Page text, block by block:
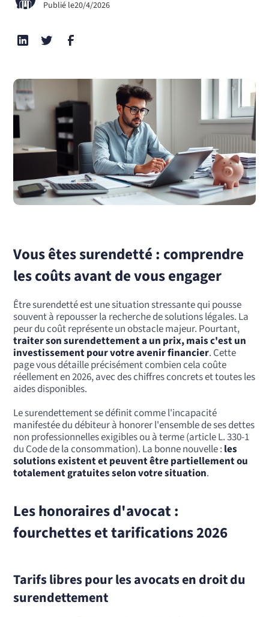
Publié le20/4/2026
Vous êtes surendetté : comprendre
les coûts avant de vous engager
Être surendetté est une situation stressante qui pousse
souvent à repousser la recherche de solutions légales. La
peur du coût représente un obstacle majeur. Pourtant,
traiter son surendettement a un prix, mais c'est un
investissement pour votre avenir financier. Cette
page vous détaille précisément combien cela coûte
réellement en 2026, avec des chiffres concrets et toutes les
aides disponibles.
Le surendettement se définit comme l'incapacité
manifestée du débiteur à honorer l'ensemble de ses dettes
non professionnelles exigibles ou à terme (article L. 330-1
du Code de la consommation). La bonne nouvelle : les
solutions existent et peuvent être partiellement ou
totalement gratuites selon votre situation.
Les honoraires d'avocat :
fourchettes et tarifications 2026
Tarifs libres pour les avocats en droit du
surendettement